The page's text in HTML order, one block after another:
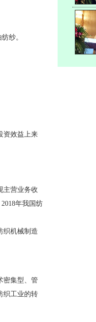
纱。
资效益上来
主营业务收
年我国纺
织机械制造
密集型、管
织工业的转